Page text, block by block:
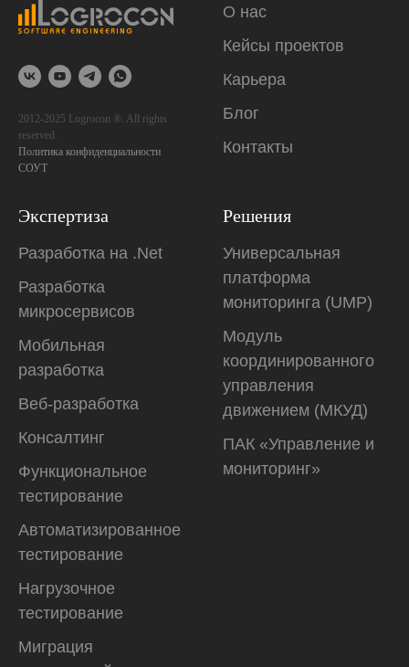
2012-2025 Logrocon ®. All rights
reserved.
Политика конфиденциальности
СОУТ
О нас
Кейсы проектов
Карьера
Блог
Контакты
Экспертиза
Разработка на .Net
Разработка
микросервисов
Мобильная
разработка
Веб-разработка
Консалтинг
Функциональное
тестирование
Автоматизирован­ное
тестирование
Нагрузочное
тестирование
Миграция
Решения
Универсальная
платформа
мониторинга (UMP)
Модуль
координированного
управления
движением (МКУД)
ПАК «Управление и
мониторинг»